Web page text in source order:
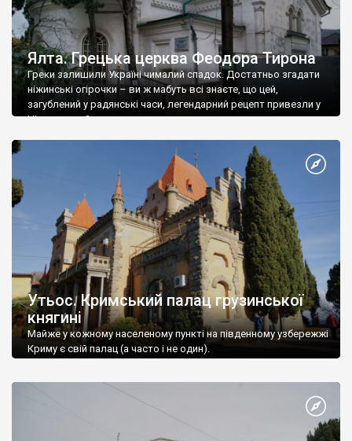
Ялта. Грецька церква Феодора Тирона
Греки залишили Україні чималий спадок. Достатньо згадати
ніжинські огірочки – ви ж мабуть всі знаєте, що цей,
загублений у радянські часи, легендарний рецепт привезли у
Ніжин греки?
Утьос. Кримський палац грузинської
княгині
Майже у кожному населеному пункті на південному узбережжі
Криму є свій палац (а часто і не один).